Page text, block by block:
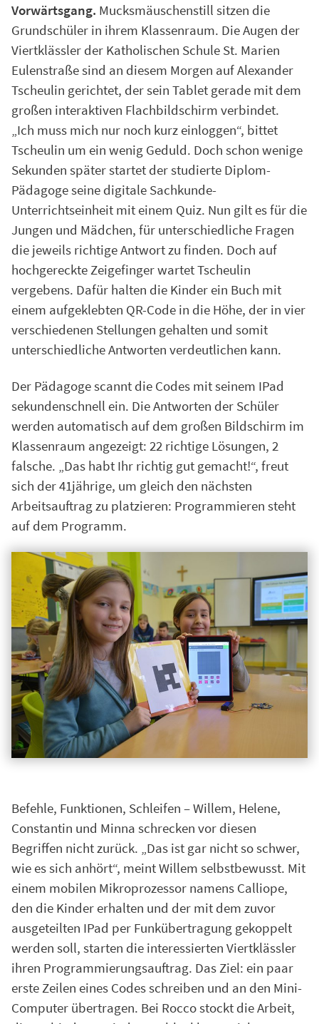
Vorwärtsgang. Mucksmäuschenstill sitzen die
Grundschüler in ihrem Klassenraum. Die Augen der
Viertklässler der Katholischen Schule St. Marien
Eulenstraße sind an diesem Morgen auf Alexander
Tscheulin gerichtet, der sein Tablet gerade mit dem
großen interaktiven Flachbildschirm verbindet.
„Ich muss mich nur noch kurz einloggen“, bittet
Tscheulin um ein wenig Geduld. Doch schon wenige
Sekunden später startet der studierte Diplom-
Pädagoge seine digitale Sachkunde-
Unterrichtseinheit mit einem Quiz. Nun gilt es für die
Jungen und Mädchen, für unterschiedliche Fragen
die jeweils richtige Antwort zu finden. Doch auf
hochgereckte Zeigefinger wartet Tscheulin
vergebens. Dafür halten die Kinder ein Buch mit
einem aufgeklebten QR-Code in die Höhe, der in vier
verschiedenen Stellungen gehalten und somit
unterschiedliche Antworten verdeutlichen kann.
Der Pädagoge scannt die Codes mit seinem IPad
sekundenschnell ein. Die Antworten der Schüler
werden automatisch auf dem großen Bildschirm im
Klassenraum angezeigt: 22 richtige Lösungen, 2
falsche. „Das habt Ihr richtig gut gemacht!“, freut
sich der 41jährige, um gleich den nächsten
Arbeitsauftrag zu platzieren: Programmieren steht
auf dem Programm.
Befehle, Funktionen, Schleifen – Willem, Helene,
Constantin und Minna schrecken vor diesen
Begriffen nicht zurück. „Das ist gar nicht so schwer,
wie es sich anhört“, meint Willem selbstbewusst. Mit
einem mobilen Mikroprozessor namens Calliope,
den die Kinder erhalten und der mit dem zuvor
ausgeteilten IPad per Funkübertragung gekoppelt
werden soll, starten die interessierten Viertklässler
ihren Programmierungsauftrag. Das Ziel: ein paar
erste Zeilen eines Codes schreiben und an den Mini-
Computer übertragen. Bei Rocco stockt die Arbeit,